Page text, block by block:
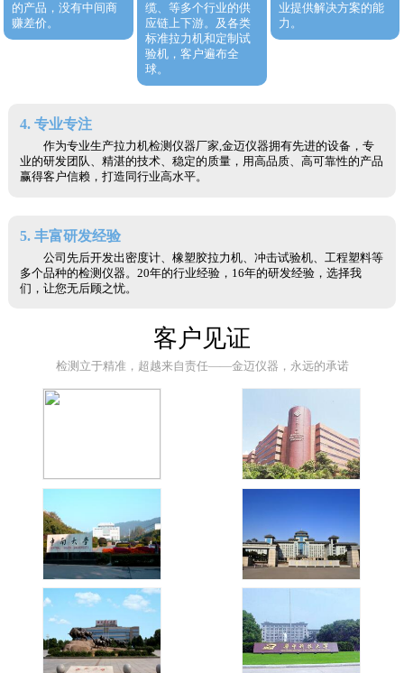
的产品，没有中间商
赚差价。
缆、等多个行业的供
应链上下游。及各类
标准拉力机和定制试
验机，客户遍布全
球。
业提供解决方案的能
力。
4. 专业专注
作为专业生产拉力机检测仪器厂家,金迈仪器拥有先进的设备，专
业的研发团队、精湛的技术、稳定的质量，用高品质、高可靠性的产品
赢得客户信赖，打造同行业高水平。
5. 丰富研发经验
公司先后开发出密度计、橡塑胶拉力机、冲击试验机、工程塑料等
多个品种的检测仪器。20年的行业经验，16年的研发经验，选择我
们，让您无后顾之忧。
客户见证
检测立于精准，超越来自责任——金迈仪器，永远的承诺